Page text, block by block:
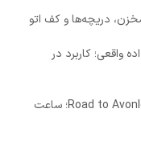
دریچه‌ها و کف اتو
کاربرد در
سریال قصه‌های جزیره؛ داستان و بازیگران Road to Avonlea؛ ساعت